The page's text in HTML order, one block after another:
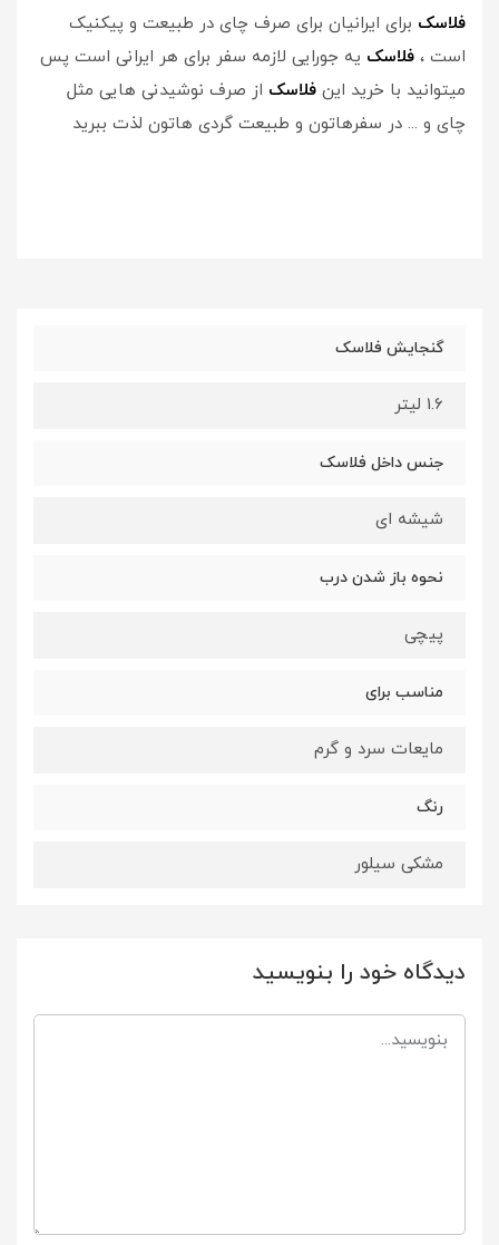
فلاسک برای ایرانیان برای صرف چای در طبیعت و پیکنیک
است ، فلاسک یه جورایی لازمه سفر برای هر ایرانی است پس
میتوانید با خرید این فلاسک از صرف نوشیدنی هایی مثل
چای و ... در سفرهاتون و طبیعت گردی هاتون لذت ببرید
گنجایش فلاسک
1.6 لیتر
جنس داخل فلاسک
شیشه ای
نحوه باز شدن درب
پیچی
مناسب برای
مایعات سرد و گرم
رنگ
مشکی سیلور
دیدگاه خود را بنویسید